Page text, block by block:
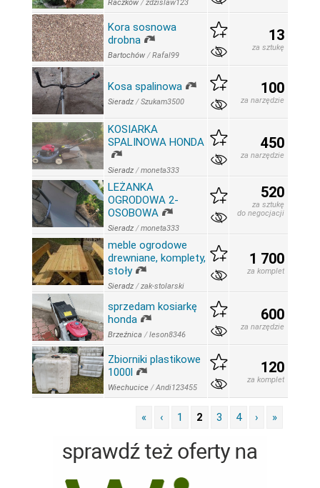
Raczków /zdzislaw123
Kora sosnowa
drobna
Bartochów /Rafal99
13
za sztukę
Kosa spalinowa
Sieradz /Szukam3500
100
za narzędzie
KOSIARKA
SPALINOWA HONDA
Sieradz /moneta333
450
za narzędzie
LEŻANKA
OGRODOWA 2-
OSOBOWA
Sieradz /moneta333
520
za sztukę
do negocjacji
meble ogrodowe
drewniane, komplety,
stoły
Sieradz /zak-stolarski
1 700
za komplet
sprzedam kosiarkę
honda
Brzeźnica /leson8346
600
za narzędzie
Zbiorniki plastikowe
1000l
Wiechucice /Andi123455
120
za komplet
« ‹ 1 2 3 4 › »